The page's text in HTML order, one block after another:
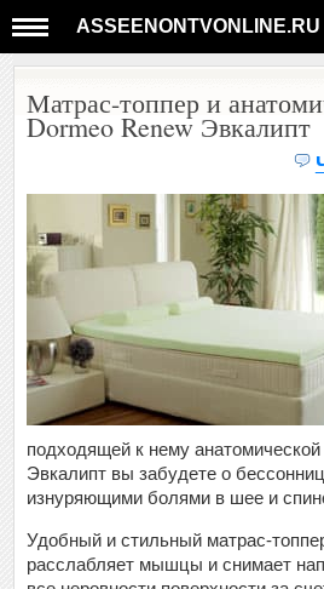
ASSEENONTVONLINE.RU
Матрас-топпер и
Dormeo Renew Эвкалипт
подходящей к нему
Эвкалипт вы забудете о
изнуряющими болями в шее и
Удобный и стильный матрас-
расслабляет мышцы и снимает